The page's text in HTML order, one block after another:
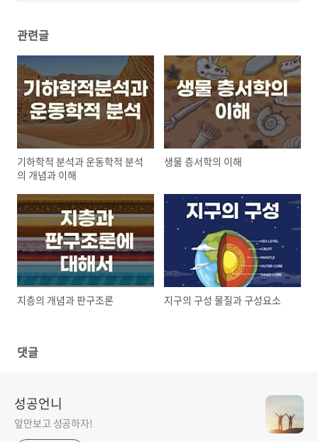
관련글
기하학적 분석과 운동학적 분석
의 개념과 이해
생물 층서학의 이해
지층의 개념과 판구조론 지구의 구성 물질과 구성요소
댓글
성공언니
앞만보고 성공하자!